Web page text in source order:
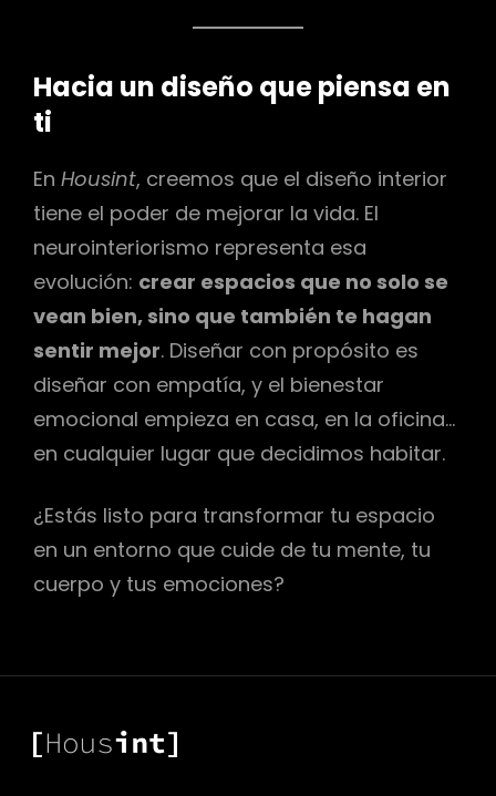
Hacia un diseño que piensa en
ti
En Housint, creemos que el diseño interior
tiene el poder de mejorar la vida. El
neurointeriorismo representa esa
evolución: crear espacios que no solo se
vean bien, sino que también te hagan
sentir mejor. Diseñar con propósito es
diseñar con empatía, y el bienestar
emocional empieza en casa, en la oficina…
en cualquier lugar que decidimos habitar.
¿Estás listo para transformar tu espacio
en un entorno que cuide de tu mente, tu
cuerpo y tus emociones?